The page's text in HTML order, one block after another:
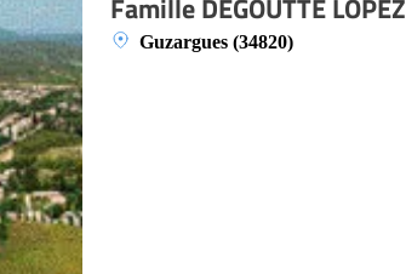
Famille DEGOUTTE LOPEZ
Guzargues (34820)